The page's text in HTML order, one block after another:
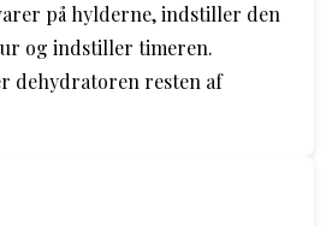
på hylderne, indstiller den
og indstiller timeren.
dehydratoren resten af